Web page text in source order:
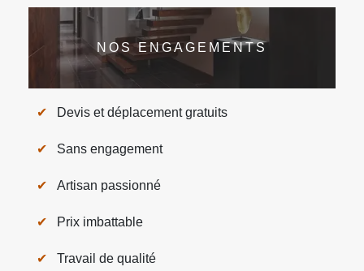
NOS ENGAGEMENTS
Devis et déplacement gratuits
Sans engagement
Artisan passionné
Prix imbattable
Travail de qualité